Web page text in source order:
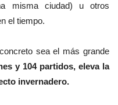
misma ciudad) u otros
el tiempo.
sea el más grande
y 104 partidos, eleva la
invernadero.